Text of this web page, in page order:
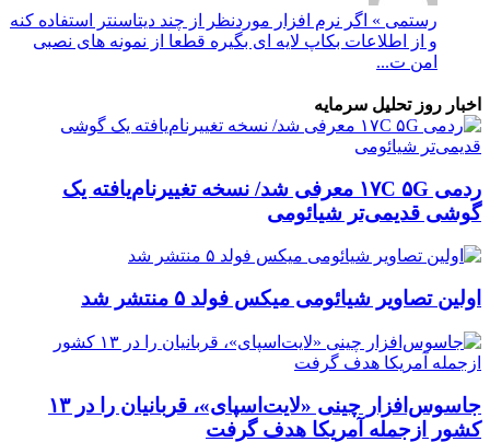
رستمی » اگر نرم افزار موردنظر از چند دیتاسنتر استفاده کنه
و از اطلاعات بکاپ لایه ای بگیره قطعا از نمونه های نصبی
امن ت...
اخبار روز تحلیل سرمایه
ردمی ۱۷C ۵G معرفی شد/ نسخه تغییرنام‌یافته یک
گوشی قدیمی‌تر شیائومی
اولین تصاویر شیائومی میکس فولد ۵ منتشر شد
جاسوس‌افزار چینی «لایت‌اسپای»، قربانیان را در ۱۳
کشور ازجمله آمریکا هدف گرفت